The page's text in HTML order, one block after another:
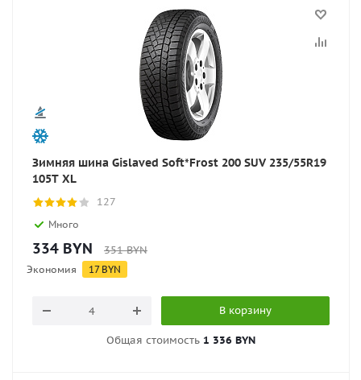
Зимняя шина Gislaved Soft*Frost 200 SUV 235/55R19
105T XL
127
Много
334 BYN 351BYN
Экономия 17BYN
В корзину
Общая стоимость 1 336 BYN